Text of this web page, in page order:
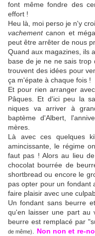
font même fondre des
effort !
Heu là, moi perso je n'y
vachementcanon et
peut être arrêter de nous
Quand aux magazines, ils
base de je ne ne sais trop
trouvent des idées pour
ça m'épate à chaque fois !
Et pour rien arranger
Pâques. Et d'ici peu la
niques va arriver à
baptème d'Albert,
mères.
Là avec ces quelques
amincissante, le régime
faut pas ! Alors au lieu
chocolat bourrée de
shortbread ou encore le
pas opter pour un fondant
faire plaisir avec une
Un fondant sans beurre
qu'en laisser une part au
beurre est remplacé par
de même)
Non non et re-